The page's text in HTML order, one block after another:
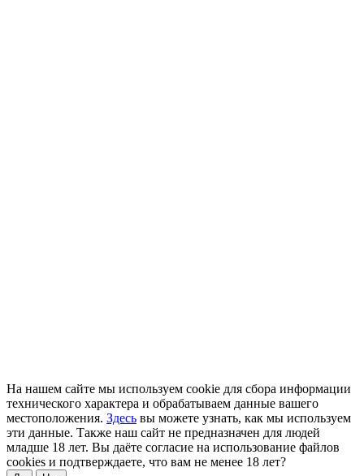
На нашем сайте мы используем cookie для сбора информации
технического характера и обрабатываем данные вашего
местоположения. Здесь вы можете узнать, как мы используем
эти данные. Также наш сайт не предназначен для людей
младше 18 лет. Вы даёте согласие на использование файлов
cookies и подтверждаете, что вам не менее 18 лет?